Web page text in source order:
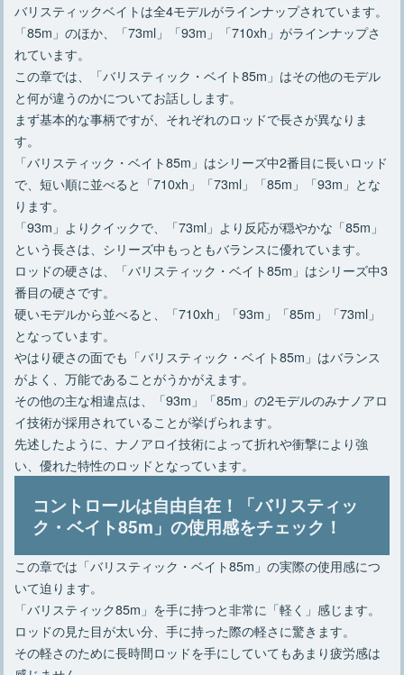
バリスティックベイトは全4モデルがラインナップされています。
「85m」のほか、「73ml」「93m」「710xh」がラインナップさ
れています。
この章では、「バリスティック・ベイト85m」はその他のモデル
と何が違うのかについてお話しします。
まず基本的な事柄ですが、それぞれのロッドで長さが異なりま
す。
「バリスティック・ベイト85m」はシリーズ中2番目に長いロッド
で、短い順に並べると「710xh」「73ml」「85m」「93m」とな
ります。
「93m」よりクイックで、「73ml」より反応が穏やかな「85m」
という長さは、シリーズ中もっともバランスに優れています。
ロッドの硬さは、「バリスティック・ベイト85m」はシリーズ中3
番目の硬さです。
硬いモデルから並べると、「710xh」「93m」「85m」「73ml」
となっています。
やはり硬さの面でも「バリスティック・ベイト85m」はバランス
がよく、万能であることがうかがえます。
その他の主な相違点は、「93m」「85m」の2モデルのみナノアロ
イ技術が採用されていることが挙げられます。
先述したように、ナノアロイ技術によって折れや衝撃により強
い、優れた特性のロッドとなっています。
コントロールは自由自在！「バリスティッ
ク・ベイト85m」の使用感をチェック！
この章では「バリスティック・ベイト85m」の実際の使用感につ
いて迫ります。
「バリスティック85m」を手に持つと非常に「軽く」感じます。
ロッドの見た目が太い分、手に持った際の軽さに驚きます。
その軽さのために長時間ロッドを手にしていてもあまり疲労感は